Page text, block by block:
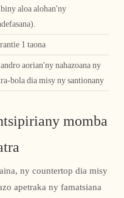
aloa alohan'ny
1 taona
aorian'ny nahazoana ny
bola dia misy ny santionany
momba
ny countertop dia misy
apetraka ny famatsiana